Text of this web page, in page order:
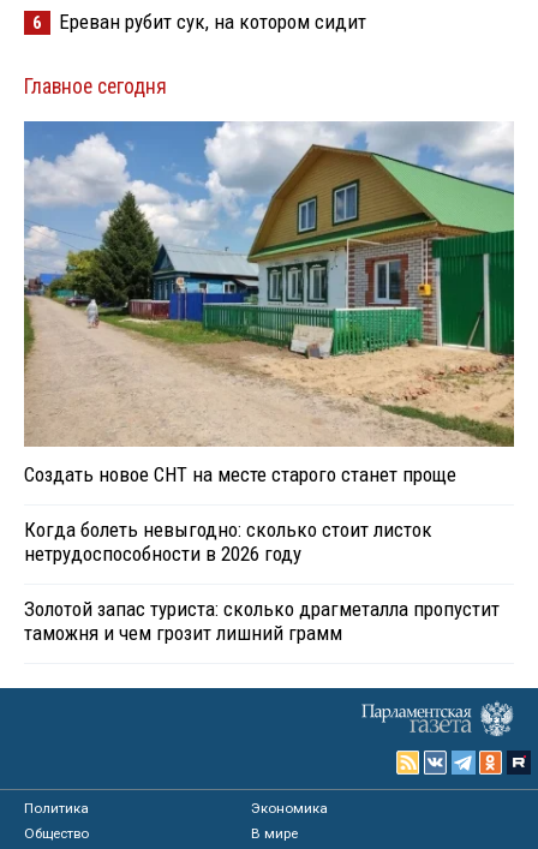
6 Ереван рубит сук, на котором сидит
Главное сегодня
Создать новое СНТ на месте старого станет проще
Когда болеть невыгодно: сколько стоит листок
нетрудоспособности в 2026 году
Золотой запас туриста: сколько драгметалла пропустит
таможня и чем грозит лишний грамм
Политика
Экономика
Общество
В мире